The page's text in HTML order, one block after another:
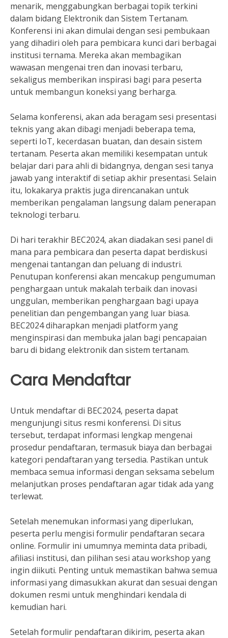
menarik, menggabungkan berbagai topik terkini
dalam bidang Elektronik dan Sistem Tertanam.
Konferensi ini akan dimulai dengan sesi pembukaan
yang dihadiri oleh para pembicara kunci dari berbagai
institusi ternama. Mereka akan membagikan
wawasan mengenai tren dan inovasi terbaru,
sekaligus memberikan inspirasi bagi para peserta
untuk membangun koneksi yang berharga.
Selama konferensi, akan ada beragam sesi presentasi
teknis yang akan dibagi menjadi beberapa tema,
seperti IoT, kecerdasan buatan, dan desain sistem
tertanam. Peserta akan memiliki kesempatan untuk
belajar dari para ahli di bidangnya, dengan sesi tanya
jawab yang interaktif di setiap akhir presentasi. Selain
itu, lokakarya praktis juga direncanakan untuk
memberikan pengalaman langsung dalam penerapan
teknologi terbaru.
Di hari terakhir BEC2024, akan diadakan sesi panel di
mana para pembicara dan peserta dapat berdiskusi
mengenai tantangan dan peluang di industri.
Penutupan konferensi akan mencakup pengumuman
penghargaan untuk makalah terbaik dan inovasi
unggulan, memberikan penghargaan bagi upaya
penelitian dan pengembangan yang luar biasa.
BEC2024 diharapkan menjadi platform yang
menginspirasi dan membuka jalan bagi pencapaian
baru di bidang elektronik dan sistem tertanam.
Cara Mendaftar
Untuk mendaftar di BEC2024, peserta dapat
mengunjungi situs resmi konferensi. Di situs
tersebut, terdapat informasi lengkap mengenai
prosedur pendaftaran, termasuk biaya dan berbagai
kategori pendaftaran yang tersedia. Pastikan untuk
membaca semua informasi dengan seksama sebelum
melanjutkan proses pendaftaran agar tidak ada yang
terlewat.
Setelah menemukan informasi yang diperlukan,
peserta perlu mengisi formulir pendaftaran secara
online. Formulir ini umumnya meminta data pribadi,
afiliasi institusi, dan pilihan sesi atau workshop yang
ingin diikuti. Penting untuk memastikan bahwa semua
informasi yang dimasukkan akurat dan sesuai dengan
dokumen resmi untuk menghindari kendala di
kemudian hari.
Setelah formulir pendaftaran dikirim, peserta akan